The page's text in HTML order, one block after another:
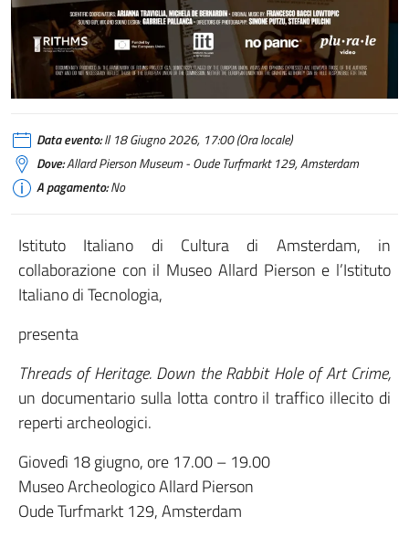
Data evento:Il 18 Giugno 2026, 17:00 (Ora locale)
Dove:Allard Pierson Museum - Oude Turfmarkt 129, Amsterdam
A pagamento:No
Istituto Italiano di Cultura di Amsterdam, in
collaborazione con il Museo Allard Pierson e l’Istituto
Italiano di Tecnologia,
presenta
Threads of Heritage. Down the Rabbit Hole of Art Crime,
un documentario sulla lotta contro il traffico illecito di
reperti archeologici.
Giovedì 18 giugno, ore 17.00 – 19.00
Museo Archeologico Allard Pierson
Oude Turfmarkt 129, Amsterdam